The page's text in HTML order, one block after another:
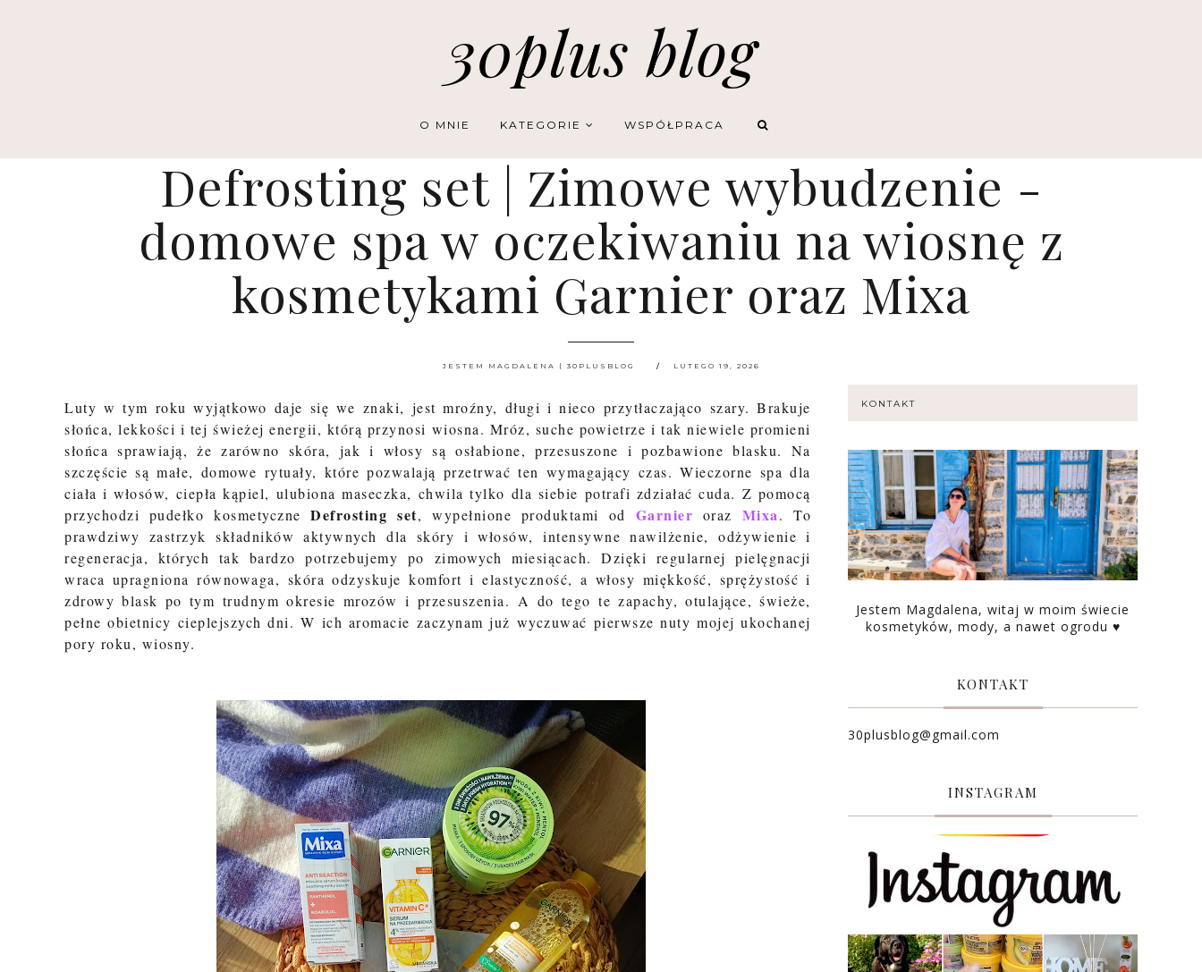
30plus blog
O MNIE KATEGORIE WSPÓŁPRACA
Defrosting set | Zimowe wybudzenie -
domowe spa w oczekiwaniu na wiosnę z
kosmetykami Garnier oraz Mixa
JESTEM MAGDALENA | 30PLUSBLOG LUTEGO 19, 2026
Luty w tym roku wyjątkowo daje się we znaki, jest mroźny, długi i nieco przytłaczająco szary. Brakuje
słońca, lekkości i tej świeżej energii, którą przynosi wiosna. Mróz, suche powietrze i tak niewiele promieni
słońca sprawiają, że zarówno skóra, jak i włosy są osłabione, przesuszone i pozbawione blasku. Na
szczęście są małe, domowe rytuały, które pozwalają przetrwać ten wymagający czas. Wieczorne spa dla
ciała i włosów, ciepła kąpiel, ulubiona maseczka, chwila tylko dla siebie potrafi zdziałać cuda. Z pomocą
przychodzi pudełko kosmetyczneDefrosting set, wypełnione produktami od Garnier oraz Mixa. To
prawdziwy zastrzyk składników aktywnych dla skóry i włosów, intensywne nawilżenie, odżywienie i
regeneracja, których tak bardzo potrzebujemy po zimowych miesiącach. Dzięki regularnej pielęgnacji
wraca upragniona równowaga, skóra odzyskuje komfort i elastyczność, a włosy miękkość, sprężystość i
zdrowy blask po tym trudnym okresie mrozów i przesuszenia. A do tego te zapachy, otulające, świeże,
pełne obietnicy cieplejszych dni. W ich aromacie zaczynam już wyczuwać pierwsze nuty mojej ukochanej
pory roku, wiosny.
KONTAKT
Jestem Magdalena, witaj w moim świecie
kosmetyków, mody, a nawet ogrodu ♥
KONTAKT
30plusblog@gmail.com
INSTAGRAM